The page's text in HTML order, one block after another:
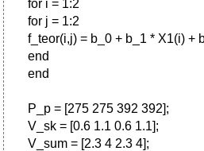
for i = 1:2
for j = 1:2
f_teor(i,j) = b_0 + b_1 * X1(i) +
end
end
P_p = [275 275 392 392];
V_sk = [0.6 1.1 0.6 1.1];
V_sum = [2.3 4 2.3 4];